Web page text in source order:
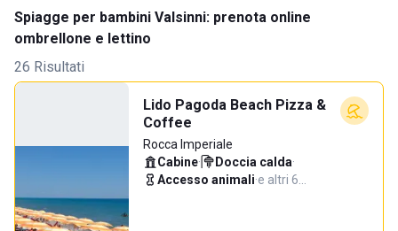
Spiagge per bambini Valsinni: prenota online
ombrellone e lettino
26 Risultati
Lido Pagoda Beach Pizza &
Coffee
Rocca Imperiale
Cabine· Doccia calda·
Accesso animali·e altri 6…